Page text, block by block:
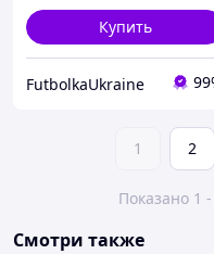
Купить
FutbolkaUkraine
1 2
Показано 1
Смотри также